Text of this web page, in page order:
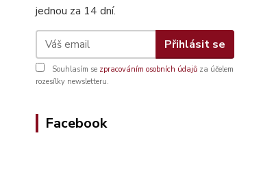
jednou za 14 dní.
Přihlásit se
Souhlasím se zpracováním osobních údajů za účelem
rozesílky newsletteru.
Facebook